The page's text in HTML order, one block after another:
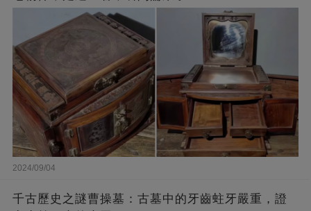
2024/09/04
千古歷史之謎曹操墓：古墓中的牙齒蛀牙嚴重，證